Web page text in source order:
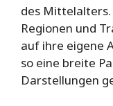
des
Regionen und
auf ihre eigene
so eine breite
Darstellungen